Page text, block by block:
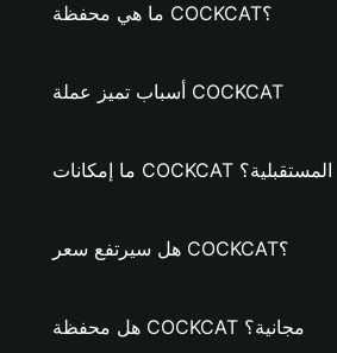
ما هي محفظة COCKCAT؟
أسباب تميز عملة COCKCAT
ما إمكانات COCKCAT المستقبلية؟
هل سيرتفع سعر COCKCAT؟
هل محفظة COCKCAT مجانية؟